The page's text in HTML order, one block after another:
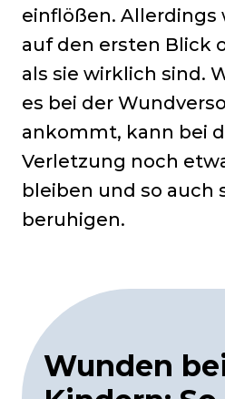
einflößen. Allerdings
auf den ersten Blick
als sie wirklich sind.
es bei der
ankommt, kann bei
Verletzung noch
bleiben und so auch
beruhigen.
Wunden